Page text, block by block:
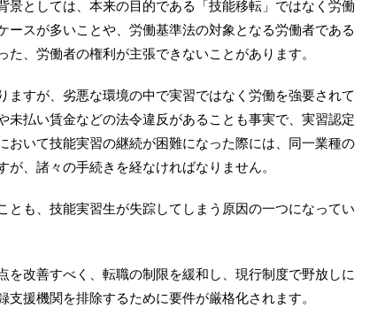
景としては、本来の目的である「技能移転」ではなく労働
ースが多いことや、労働基準法の対象となる労働者である
、労働者の権利が主張できないことがあります。
ますが、劣悪な環境の中で実習ではなく労働を強要されて
未払い賃金などの法令違反があることも事実で、実習認定
おいて技能実習の継続が困難になった際には、同一業種の
、諸々の手続きを経なければなりません。
とも、技能実習生が失踪してしまう原因の一つになってい
を改善すべく、転職の制限を緩和し、現行制度で野放しに
支援機関を排除するために要件が厳格化されます。